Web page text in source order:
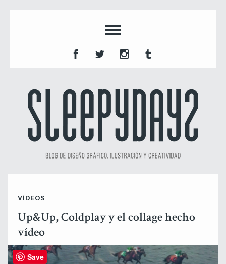
VÍDEOS
Up&Up, Coldplay y el collage hecho
vídeo
Save